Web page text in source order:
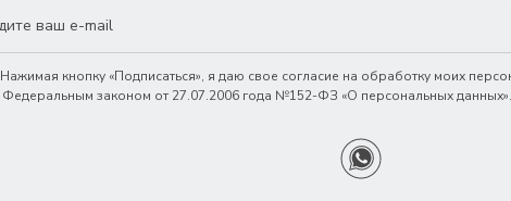
Нажимая кнопку «Подписаться», я даю свое согласие на обработку моих
Федеральным законом от 27.07.2006 года №152-ФЗ «О персональных данных».